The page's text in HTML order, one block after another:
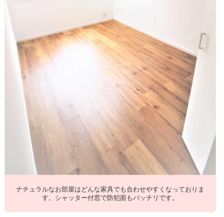
ナチュラルなお部屋はどんな家具でも合わせやすくなっておりま
す。シャッター付窓で防犯面もバッチリです。